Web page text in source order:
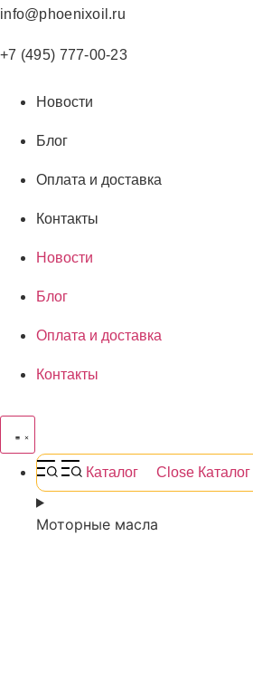
Перейти
содержимому
info@phoenixoil.ru
+7 (495) 777-00-23
Новости
Блог
Оплата и доставка
Контакты
Новости
Блог
Оплата и доставка
Контакты
Каталог Close Каталог
Моторные масла